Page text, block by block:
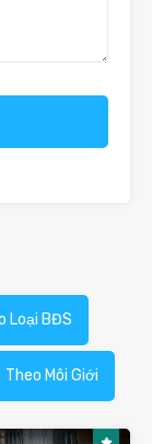
Loại BĐS
Theo Môi Giới